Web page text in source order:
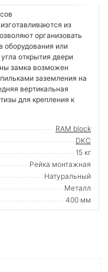
из
организовать
оборудования или
открытия двери
замка возможен
заземления на
вертикальная
для крепления к
RAM block
DKC
15 кг
Рейка монтажная
Натуральный
Металл
400 мм